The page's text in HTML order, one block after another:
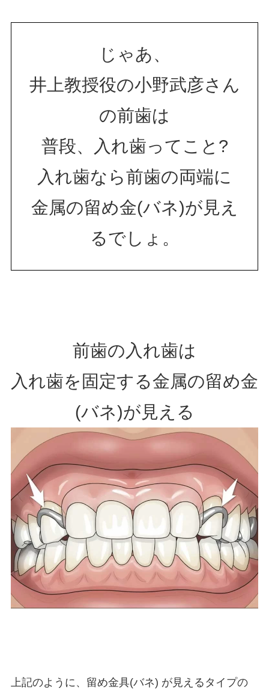
じゃあ、
井上教授役の小野武彦さん
の前歯は
普段、入れ歯ってこと?
入れ歯なら前歯の両端に
金属の留め金(バネ)が見え
るでしょ。
前歯の入れ歯は
入れ歯を固定する金属の留め金
(バネ)が見える
上記のように、留め金具(バネ) が見えるタイプの